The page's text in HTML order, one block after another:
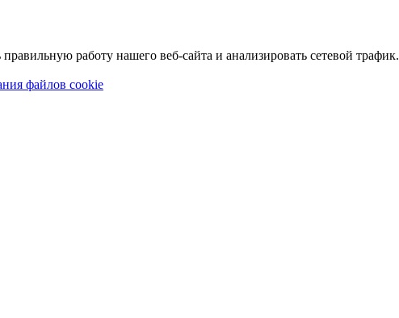
работу нашего веб-сайта и анализировать сетевой трафик.
файлов cookie